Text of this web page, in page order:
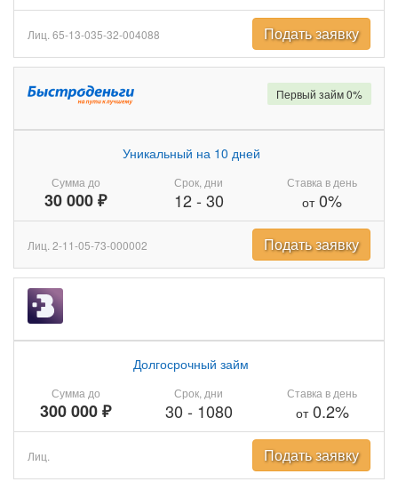
Лиц. 65-13-035-32-004088 Подать заявку
Сумма до
30 000 ₽
Уникальный на 10 дней
Срок, дни
12- 30
Ставка в день
от0%
Первый займ 0%
Лиц. 2-11-05-73-000002 Подать заявку
Сумма до
300 000 ₽
Долгосрочный займ
Срок, дни
30 - 1080
Ставка в день
от0.2%
Лиц. Подать заявку